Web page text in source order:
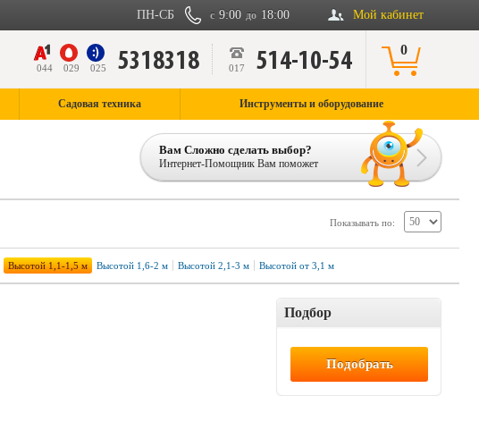
Мой кабинет
с 9:00 до 18:00
ПН-СБ
044 029 025 5318318 017 514-10-54 0
Садовая техника Инструменты и оборудование
Вам Сложно сделать выбор?
Интернет-Помощник Вам поможет
Показывать по:
Высотой 1,1-1,5 м Высотой 1,6-2 м Высотой 2,1-3 м Высотой от 3,1 м
Подбор